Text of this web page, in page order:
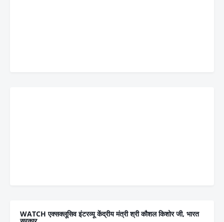
WATCH एक्सक्लूसिव इंटरव्यू केंद्रीय मंत्री श्री कौशल किशोर जी, भारत